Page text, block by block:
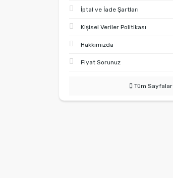
İptal ve İade Şartları
Kişisel Veriler Politikası
Hakkımızda
Fiyat Sorunuz
Tüm Sayfalar